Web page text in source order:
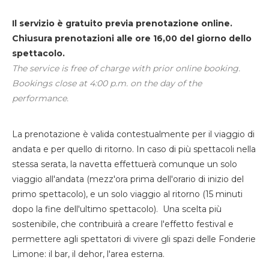
Il servizio è gratuito previa prenotazione online.
Chiusura prenotazioni alle ore 16,00 del giorno dello
spettacolo.
The service is free of charge with prior online booking.
Bookings close at 4:00 p.m. on the day of the
performance.
La prenotazione è valida contestualmente per il viaggio di
andata e per quello di ritorno. In caso di più spettacoli nella
stessa serata, la navetta effettuerà comunque un solo
viaggio all'andata (mezz'ora prima dell'orario di inizio del
primo spettacolo), e un solo viaggio al ritorno (15 minuti
dopo la fine dell'ultimo spettacolo). Una scelta più
sostenibile, che contribuirà a creare l'effetto festival e
permettere agli spettatori di vivere gli spazi delle Fonderie
Limone: il bar, il dehor, l'area esterna.